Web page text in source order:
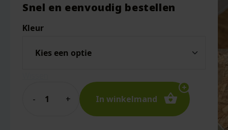
Snel en eenvoudig bestellen
Kleur
In winkelmand